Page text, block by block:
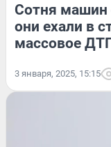
Сотня машин
они ехали в
массовое
3 января, 2025, 15:15